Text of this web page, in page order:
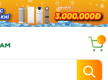
...